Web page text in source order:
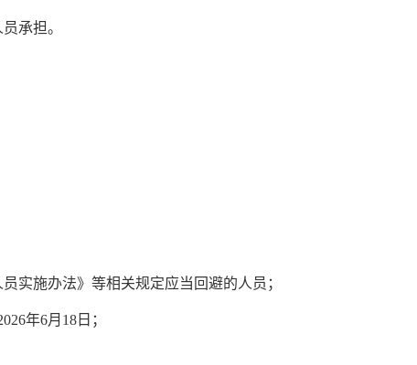
承担。
实施办法》等相关规定应当回避的人员；
年6月 18 日；